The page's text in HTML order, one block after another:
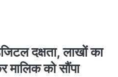
दक्षता, लाखों का
मालिक को सौंपा